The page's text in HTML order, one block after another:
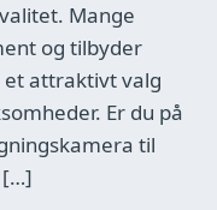
Mange
og tilbyder
et attraktivt valg
Er du på
til
[…]